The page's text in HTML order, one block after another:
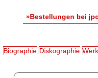
»Bestellungen bei
Biographie Diskographie